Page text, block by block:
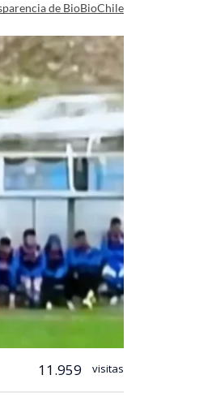
de BioBioChile
11.959 visitas